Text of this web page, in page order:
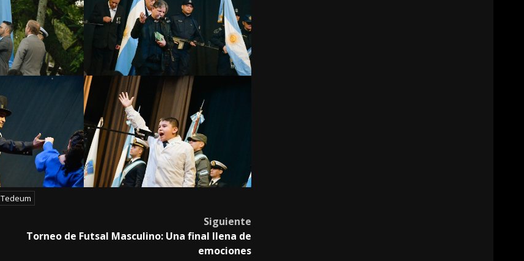
Tedeum
Siguiente
Torneo de Futsal Masculino: Una final llena de
emociones